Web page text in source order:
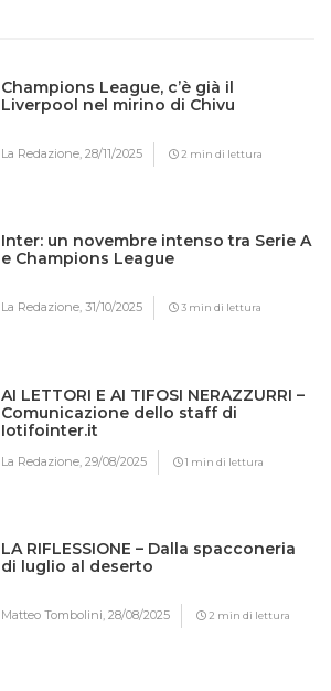
Champions League, c’è già il
Liverpool nel mirino di Chivu
La Redazione,28/11/2025 2 min di lettura
Inter: un novembre intenso tra Serie A
e Champions League
La Redazione,31/10/2025 3 min di lettura
AI LETTORI E AI TIFOSI NERAZZURRI –
Comunicazione dello staff di
Iotifointer.it
La Redazione,29/08/2025 1 min di lettura
LA RIFLESSIONE – Dalla spacconeria
di luglio al deserto
Matteo Tombolini,28/08/2025 2 min di lettura